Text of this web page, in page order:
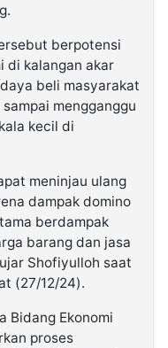
berpotensi
di kalangan akar
beli masyarakat
mengganggu
kecil di
meninjau ulang
dampak domino
berdampak
barang dan jasa
Shofiyulloh saat
(27/12/24).
Bidang Ekonomi
proses